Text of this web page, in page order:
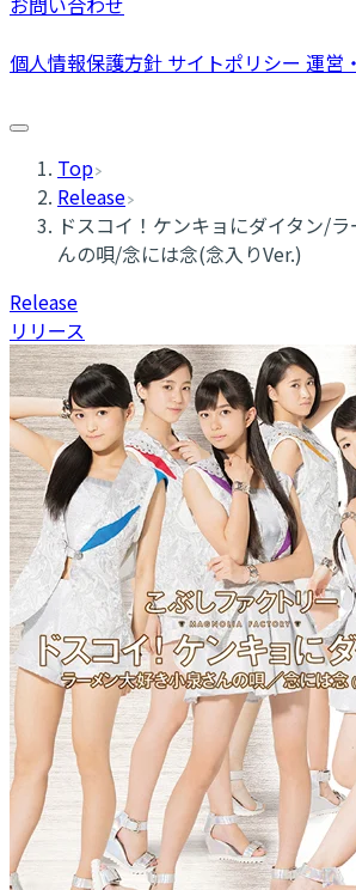
個人情報保護方針 サイトポリシー 運営
Top
Release
ドスコイ！ケンキョにダイタン/
んの唄/念には念(念入りVer.)
Release
リリース